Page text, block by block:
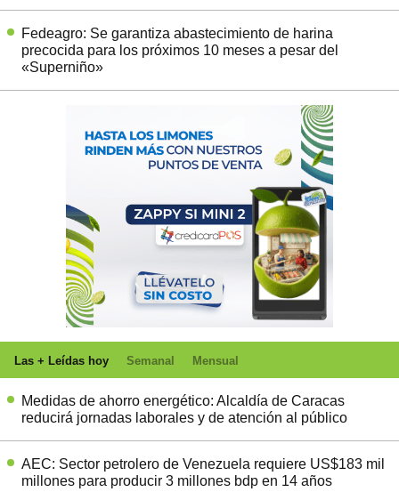
Fedeagro: Se garantiza abastecimiento de harina
precocida para los próximos 10 meses a pesar del
«Superniño»
Las + Leídas hoy Semanal Mensual
Medidas de ahorro energético: Alcaldía de Caracas
reducirá jornadas laborales y de atención al público
AEC: Sector petrolero de Venezuela requiere US$183 mil
millones para producir 3 millones bdp en 14 años